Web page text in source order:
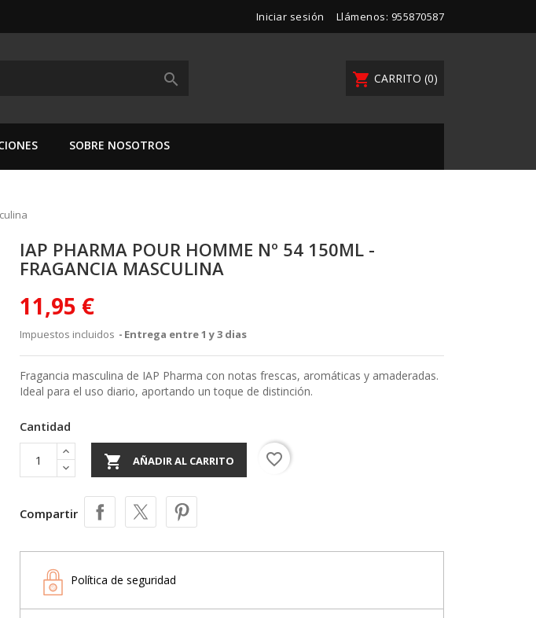
Iniciar sesión Llámenos: 955870587
shopping_cart CARRITO (0)
search
SOBRE NOSOTROS
IAP PHARMA POUR HOMME Nº 54 150ML -
FRAGANCIA MASCULINA
11,95 €
Impuestos incluidos Entrega entre 1 y 3 dias
Fragancia masculina de IAP Pharma con notas frescas, aromáticas y amaderadas.
Ideal para el uso diario, aportando un toque de distinción.
Cantidad
 AÑADIR AL CARRITO favorite_border
Compartir
Política de seguridad